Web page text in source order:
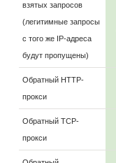
взятых запросов
(легитимные запросы
с того же IP-адреса
будут пропущены)
Обратный HTTP-
прокси
Обратный TCP-
прокси